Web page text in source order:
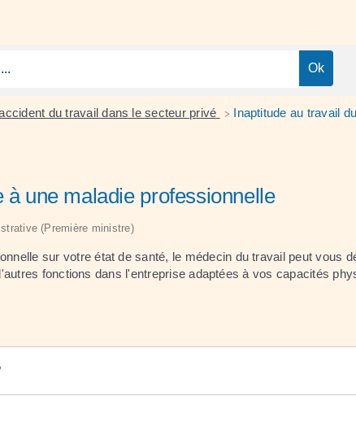
du travail dans le secteur privé > Inaptitude au travail
à une maladie professionnelle
(Première ministre)
sur votre état de santé, le médecin du travail peut vous
fonctions dans l'entreprise adaptées à vos capacités